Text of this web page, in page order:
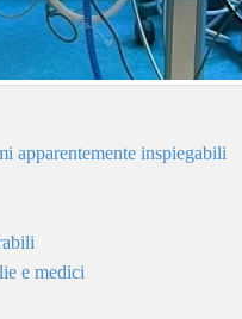
apparentemente inspiegabili
e medici